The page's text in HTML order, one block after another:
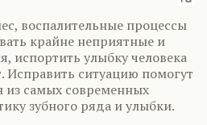
воспалительные процессы
крайне неприятные и
испортить улыбку человека
Исправить ситуацию помогут
из самых современных
зубного ряда и улыбки.